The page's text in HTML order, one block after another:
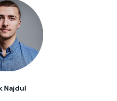
Najdul